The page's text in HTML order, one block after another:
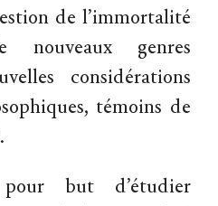
de l’immortalité
nouveaux genres
considérations
témoins de
but d’étudier